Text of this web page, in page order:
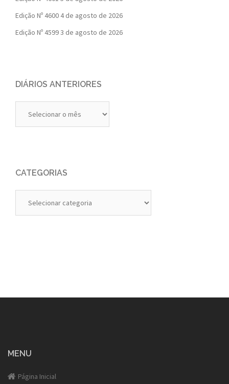
Edição Nº 4600 4 de agosto de 2026
Edição Nº 45993 de agosto de 2026
DIÁRIOS ANTERIORES
Anteriores
CATEGORIAS
MENU
Página Inicial